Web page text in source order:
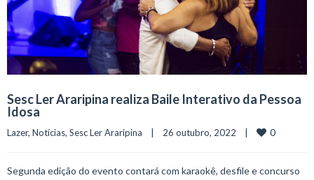
Sesc Ler Araripina realiza Baile Interativo da Pessoa
Idosa
Lazer, Notícias, Sesc Ler Araripina
    |    26 outubro, 2022    |
0
Segunda edição do evento contará com karaokê, desfile e concurso